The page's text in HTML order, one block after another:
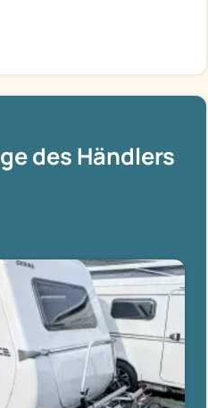
des Händlers